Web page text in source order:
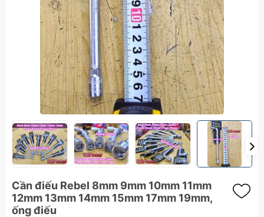
Cần điếu Rebel 8mm 9mm 10mm 11mm
12mm 13mm 14mm 15mm 17mm 19mm,
ống điếu